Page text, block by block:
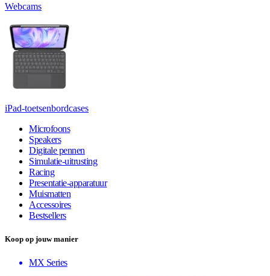
Webcams
iPad-toetsenbordcases
Microfoons
Speakers
Digitale pennen
Simulatie-uitrusting
Racing
Presentatie-apparatuur
Muismatten
Accessoires
Bestsellers
Koop op jouw manier
MX Series